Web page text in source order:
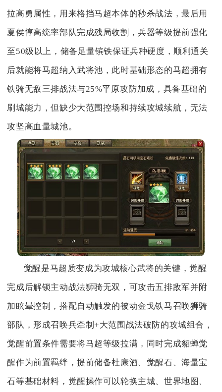
拉高勇属性，用来格挡马超本体的秒杀战法，最后用
夏侯惇高统率部队完成残局收割，兵器等级提前强化
至50级以上，储备足量镔铁保证兵种硬度，顺利通关
后就能将马超纳入武将池，此时基础形态的马超拥有
铁骑无敌三排战法与25%平原攻防加成，具备基础的
刷城能力，但缺少大范围控场和持续攻城续航，无法
攻坚高血量城池。
觉醒是马超质变成为攻城核心武将的关键，觉醒
完成后解锁主动战法狮骑无双，可攻击五排敌军并附
加眩晕控制，搭配自动触发的被动金戈铁马召唤狮骑
部队，形成召唤兵牵制+大范围战法破防的攻城组合，
觉醒前置条件需要将马超等级拉满，同时完成貂蝉觉
醒作为前置羁绊，提前储备杜康酒、觉醒石、海量宝
石等基础材料，觉醒操作可以轮换主城、世界地图、